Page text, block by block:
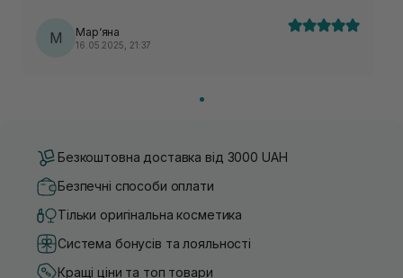
М Мар‘яна
16.05.2025, 21:37
Безкоштовна доставка від 3000 UAH
Безпечні способи оплати
Тільки оригінальна косметика
Система бонусів та лояльності
Кращі ціни та топ товари